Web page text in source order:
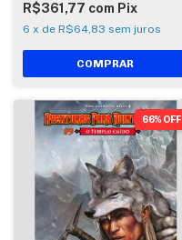
R$361,77 com Pix
6 x de R$64,83 sem juros
66% OFF